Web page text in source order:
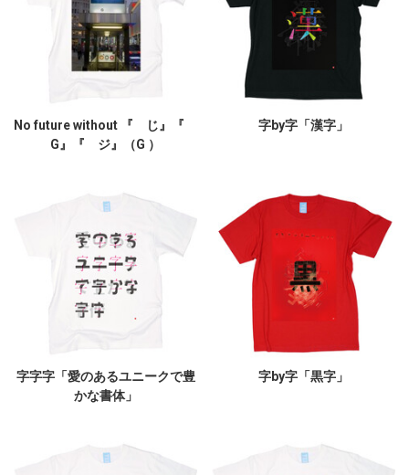
No future without 『 じ』『
G』『 ジ』（G ）
字by字「漢字」
字字字「愛のあるユニークで豊
かな書体」
字by字「黒字」